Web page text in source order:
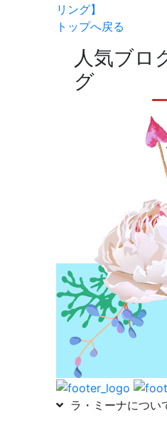
リング】
トップへ戻る
人気ブロ
グ
ラ・ミーナについ